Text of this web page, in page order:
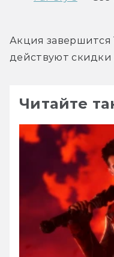
Акция завершится
действуют скидки
Читайте